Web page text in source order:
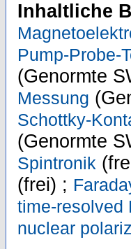
Inhaltliche
Pump-Probe-
(Genormte
Messung
Schottky-
(Genormte
Spintronik
(frei) ;
time-resolved
nuclear